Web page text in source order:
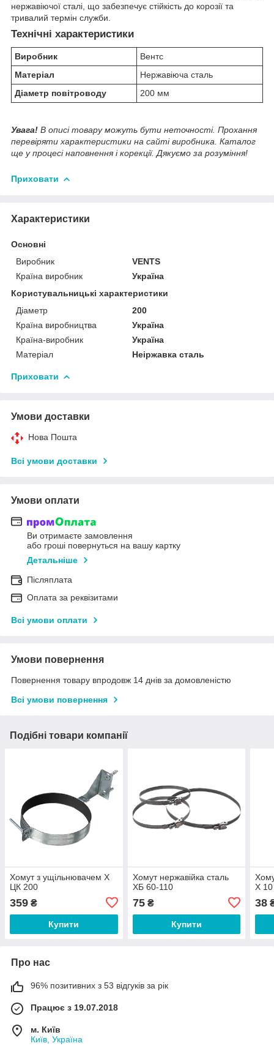
нержавіючої сталі, що забезпечує стійкість до корозії та
тривалий термін служби.
Технічні характеристики
Виробник
Вентс
Матеріал
Нержавіюча сталь
Діаметр повітроводу
200 мм
Увага! В описі товару можуть бути неточності. Прохання
перевіряти характеристики на сайті виробника. Каталог
ще у процесі наповнення і корекції. Дякуємо за розуміння!
Приховати
Характеристики
Основні
Виробник
VENTS
Країна виробник
Україна
Користувальницькі характеристики
Діаметр
200
Країна виробництва
Україна
Країна-виробник
Україна
Матеріал
Неіржавка сталь
Приховати
Умови доставки
Нова Пошта
Всі умови доставки
Умови оплати
Ви отримаєте замовлення
або гроші повернуться на вашу картку
Детальніше
Післяплата
Оплата за реквізитами
Всі умови оплати
Умови повернення
Повернення товару впродовж 14 днів за домовленістю
Всі умови повернення
Подібні товари компанії
Хомут з ущільнювачем Х
ЦК 200
359 ₴
Купити
Хомут нержавійка сталь
ХБ 60-110
75₴
Купити
Х
38
Про нас
96% позитивних з 53 відгуків за рік
Працює з 19.07.2018
м. Київ
Київ, Україна